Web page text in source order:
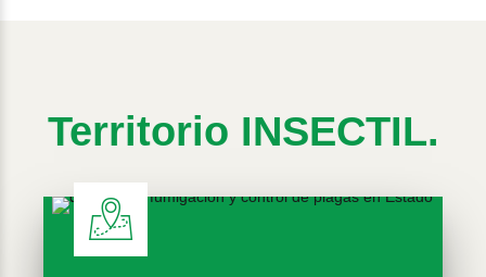
Territorio INSECTIL.